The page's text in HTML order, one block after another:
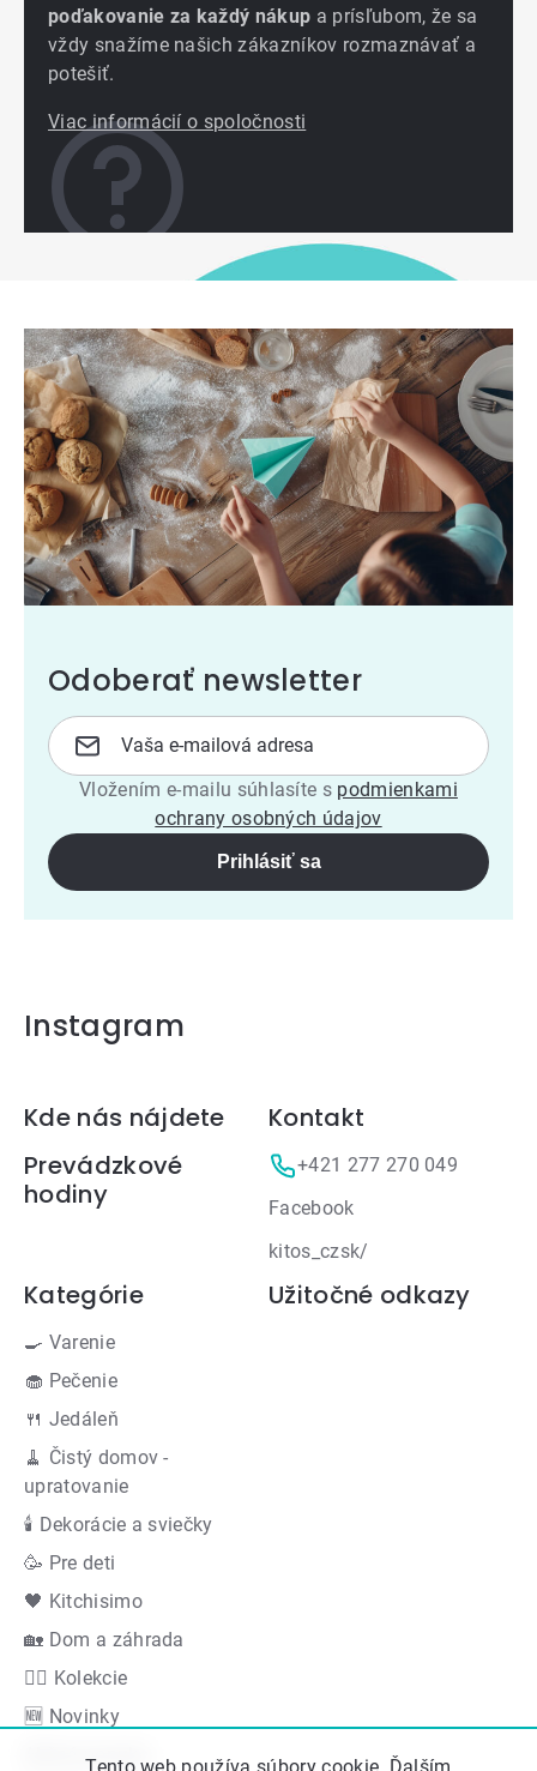
poďakovanie za každý nákup a prísľubom, že sa
vždy snažíme našich zákazníkov rozmaznávať a
potešiť.
Viac informácií o spoločnosti
Odoberať newsletter
Vložením e-mailu súhlasíte s podmienkami
ochrany osobných údajov
Prihlásiť sa
Instagram
Zápätie
Kde nás nájdete
Prevádzkové
hodiny
Kontakt
+421 277 270 049
Facebook
kitos_czsk/
Kategórie
🍳 Varenie
🧁 Pečenie
🍴 Jedáleň
🧹 Čistý domov -
upratovanie
🕯 Dekorácie a sviečky
🥳 Pre deti
🖤 Kitchisimo
🏡 Dom a záhrada
👍🏻 Kolekcie
🆕 Novinky
Akčná ponuka
Užitočné odkazy